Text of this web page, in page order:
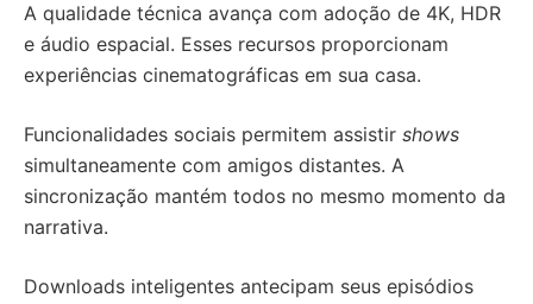
A qualidade técnica avança com adoção de 4K, HDR
e áudio espacial. Esses recursos proporcionam
experiências cinematográficas em sua casa.
Funcionalidades sociais permitem assistir shows
simultaneamente com amigos distantes. A
sincronização mantém todos no mesmo momento da
narrativa.
Downloads inteligentes antecipam seus episódios